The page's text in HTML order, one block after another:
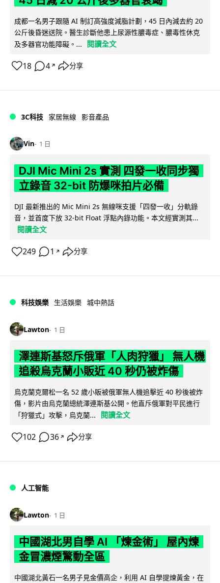
成都一名男子跟隨 AI 制訂高強度減脂計劃，45 日內減去約 20
公斤後昏迷送院。醫生診斷他患上尿源性膿毒症、膿毒性休克
及多器官功能障礙。...
閱讀全文
18 4 ↗ 分享
3C科技 家居無線 影音產品
Vin 1 日
DJI Mic Mini 2s 實測 四發一收同步獨
立錄音 32-bit 防爆咪拍片必備
DJI 最新推出的 Mic Mini 2s 無線咪支援「四發一收」分軌錄
音，並首度下放 32-bit Float 浮點內錄功能。本文經實測其...
閱讀全文
249 1 ↗ 分享
科技娛樂 生活娛樂 城中熱話
Lawton 1 日
澤連斯基怒斥俄軍「人肉狩獵」 無人機
追殺烏克蘭小販近 40 秒仍被炸傷
烏克蘭克爾松一名 52 歲小販被俄軍無人機追擊近 40 秒後被炸
傷，影片由烏克蘭總統澤連斯基公開。他直斥俄軍對平民進行
「狩獵式」攻擊，烏克蘭...
閱讀全文
102 36 ↗ 分享
人工智能
Lawton 1 日
中國湖北男自學 AI 「煉金術」 屋內煉
金冒濃煙驚動全區
中國湖北黃石一名男子見金價高企，利用 AI 自學提煉黃金，在